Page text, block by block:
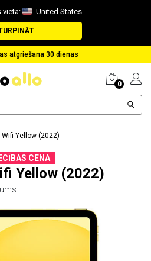
vieta: United States
atgriešana 30 dienas
0
Yellow (2022)
CENA
Yellow (2022)